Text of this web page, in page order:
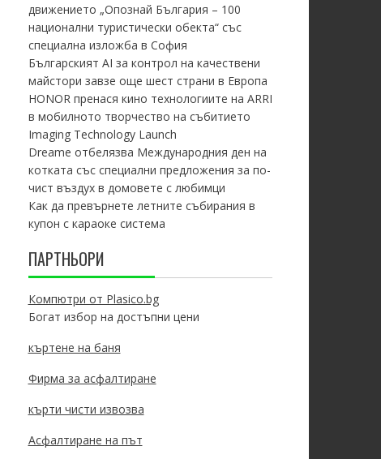
движението „Опознай България – 100
национални туристически обекта“ със
специална изложба в София
Българският AI за контрол на качествени
майстори завзе още шест страни в Европа
HONOR пренася кино технологиите на ARRI
в мобилното творчество на събитието
Imaging Technology Launch
Dreame отбелязва Международния ден на
котката със специални предложения за по-
чист въздух в домовете с любимци
Как да превърнете летните събирания в
купон с караоке система
ПАРТНЬОРИ
Компютри от Plasico.bg
Богат избор на достъпни цени
къртене на баня
Фирма за асфалтиране
кърти чисти извозва
Асфалтиране на път